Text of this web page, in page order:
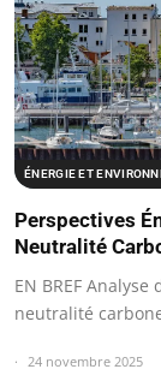
ÉNERGIE ET
Perspectives
Neutralité
EN BREF
neutralité
24 novembre 2025